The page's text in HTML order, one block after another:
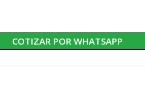
COTIZAR POR WHATSAPP